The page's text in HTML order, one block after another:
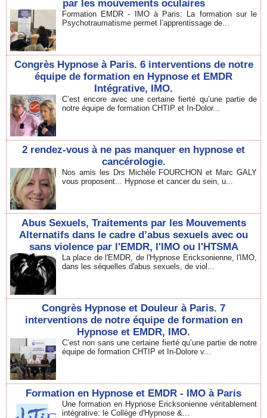
par les mouvements oculaires
Formation EMDR - IMO à Paris: La formation sur le
Psychotraumatisme permet l’apprentissage de...
Congrès Hypnose à Paris. 6 interventions de notre
équipe de formation en Hypnose et EMDR
Intégrative, IMO.
C’est encore avec une certaine fierté qu’une partie de
notre équipe de formation CHTIP et In-Dolor...
2 rendez-vous à ne pas manquer en hypnose et
cancérologie.
Nos amis les Drs Michèle FOURCHON et Marc GALY
vous proposent... Hypnose et cancer du sein, u...
Abus Sexuels, Traitements par les Mouvements
Alternatifs dans le cadre d’abus sexuels avec ou
sans violence par l'EMDR, l'IMO ou l'HTSMA
La place de l'EMDR, de l'Hypnose Ericksonienne, l'IMO,
dans les séquelles d'abus sexuels, de viol...
Congrès Hypnose et Douleur à Paris. 7
interventions de notre équipe de formation en
Hypnose et EMDR, IMO.
C’est non sans une certaine fierté qu’une partie de notre
équipe de formation CHTIP et In-Dolore v...
Formation en Hypnose et EMDR - IMO à Paris
Une formation en Hypnose Ericksonienne véritablement
intégrative: le Collège d'Hypnose &...